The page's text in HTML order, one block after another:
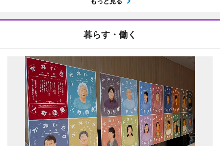
暮らす・働く